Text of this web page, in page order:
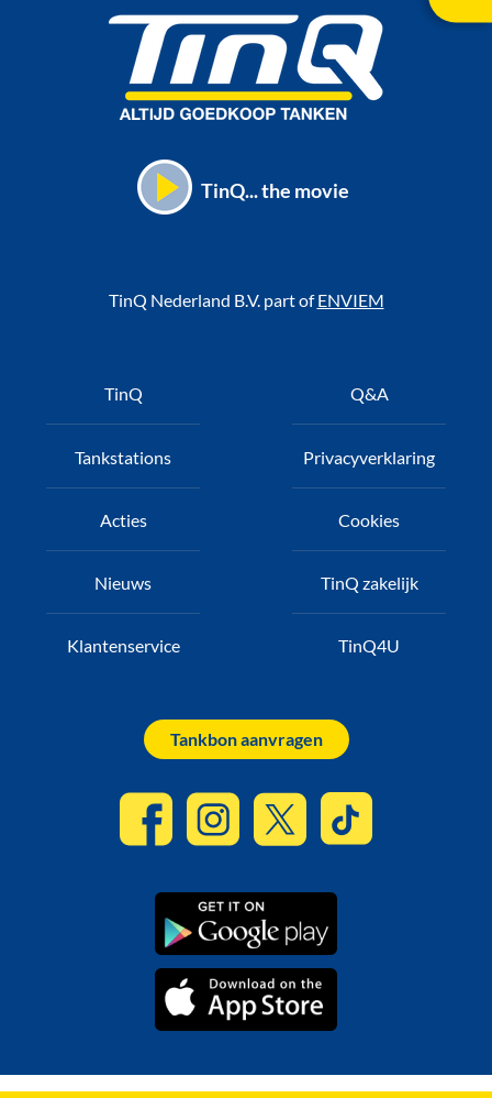
TinQ... the movie
TinQ Nederland B.V. part ofENVIEM
TinQ
Tankstations
Acties
Nieuws
Klantenservice
Q&A
Privacyverklaring
Cookies
TinQ zakelijk
TinQ4U
Tankbon aanvragen